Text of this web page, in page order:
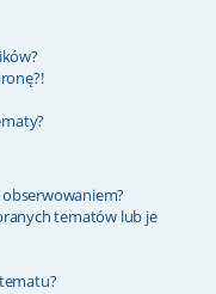
obserwowaniem?
tematów lub je